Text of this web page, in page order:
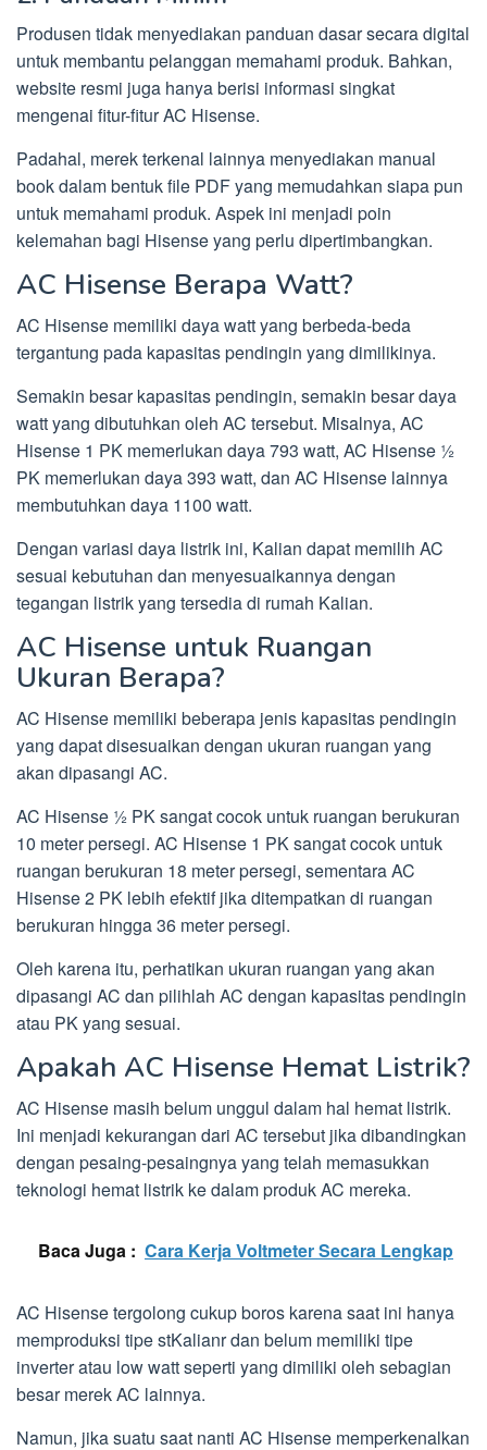
Produsen tidak menyediakan panduan dasar secara digital
untuk membantu pelanggan memahami produk. Bahkan,
website resmi juga hanya berisi informasi singkat
mengenai fitur-fitur AC Hisense.
Padahal, merek terkenal lainnya menyediakan manual
book dalam bentuk file PDF yang memudahkan siapa pun
untuk memahami produk. Aspek ini menjadi poin
kelemahan bagi Hisense yang perlu dipertimbangkan.
AC Hisense Berapa Watt?
AC Hisense memiliki daya watt yang berbeda-beda
tergantung pada kapasitas pendingin yang dimilikinya.
Semakin besar kapasitas pendingin, semakin besar daya
watt yang dibutuhkan oleh AC tersebut. Misalnya, AC
Hisense 1 PK memerlukan daya 793 watt, AC Hisense ½
PK memerlukan daya 393 watt, dan AC Hisense lainnya
membutuhkan daya 1100 watt.
Dengan variasi daya listrik ini, Kalian dapat memilih AC
sesuai kebutuhan dan menyesuaikannya dengan
tegangan listrik yang tersedia di rumah Kalian.
AC Hisense untuk Ruangan
Ukuran Berapa?
AC Hisense memiliki beberapa jenis kapasitas pendingin
yang dapat disesuaikan dengan ukuran ruangan yang
akan dipasangi AC.
AC Hisense ½ PK sangat cocok untuk ruangan berukuran
10 meter persegi. AC Hisense 1 PK sangat cocok untuk
ruangan berukuran 18 meter persegi, sementara AC
Hisense 2 PK lebih efektif jika ditempatkan di ruangan
berukuran hingga 36 meter persegi.
Oleh karena itu, perhatikan ukuran ruangan yang akan
dipasangi AC dan pilihlah AC dengan kapasitas pendingin
atau PK yang sesuai.
Apakah AC Hisense Hemat Listrik?
AC Hisense masih belum unggul dalam hal hemat listrik.
Ini menjadi kekurangan dari AC tersebut jika dibandingkan
dengan pesaing-pesaingnya yang telah memasukkan
teknologi hemat listrik ke dalam produk AC mereka.
Baca Juga : Cara Kerja Voltmeter Secara Lengkap
AC Hisense tergolong cukup boros karena saat ini hanya
memproduksi tipe stKalianr dan belum memiliki tipe
inverter atau low watt seperti yang dimiliki oleh sebagian
besar merek AC lainnya.
Namun, jika suatu saat nanti AC Hisense memperkenalkan